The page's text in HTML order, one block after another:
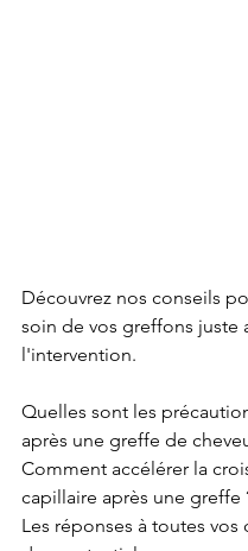
Découvrez nos conseils
soin de vos greffons juste
l'intervention.
Quelles sont les
après une greffe de
Comment accélérer la
capillaire après une greffe
Les réponses à toutes vos